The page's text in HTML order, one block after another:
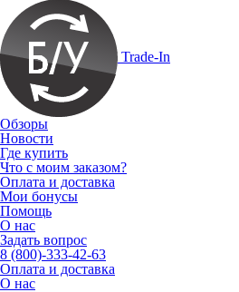
Trade-In
Обзоры
Новости
Где купить
Что с моим заказом?
Оплата и доставка
Мои бонусы
Помощь
О нас
Задать вопрос
8 (800)-333-42-63
Оплата и доставка
О нас